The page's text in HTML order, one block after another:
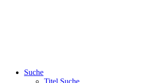
Suche
Titel Suche